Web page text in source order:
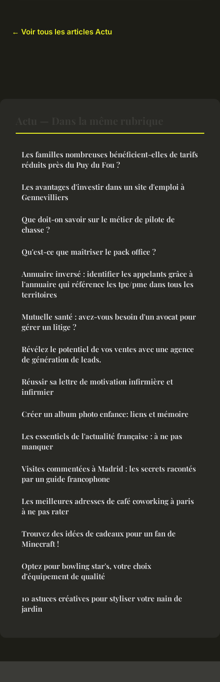
← Voir tous les articles Actu
Les familles nombreuses bénéficient-elles de tarifs
réduits près du Puy du Fou ?
Les avantages d'investir dans un site d'emploi à
Gennevilliers
Que doit-on savoir sur le métier de pilote de
chasse ?
Qu'est-ce que maîtriser le pack office ?
Annuaire inversé : identifier les appelants grâce à
l'annuaire qui référence les tpe/pme dans tous les
territoires
Mutuelle santé : avez-vous besoin d'un avocat pour
gérer un litige ?
Révélez le potentiel de vos ventes avec une agence
de génération de leads.
Réussir sa lettre de motivation infirmière et
infirmier
Créer un album photo enfance: liens et mémoire
Les essentiels de l'actualité française : à ne pas
manquer
Visites commentées à Madrid : les secrets racontés
par un guide francophone
Les meilleures adresses de café coworking à paris
à ne pas rater
Trouvez des idées de cadeaux pour un fan de
Minecraft !
Optez pour bowling star's, votre choix
d'équipement de qualité
10 astuces créatives pour styliser votre nain de
jardin